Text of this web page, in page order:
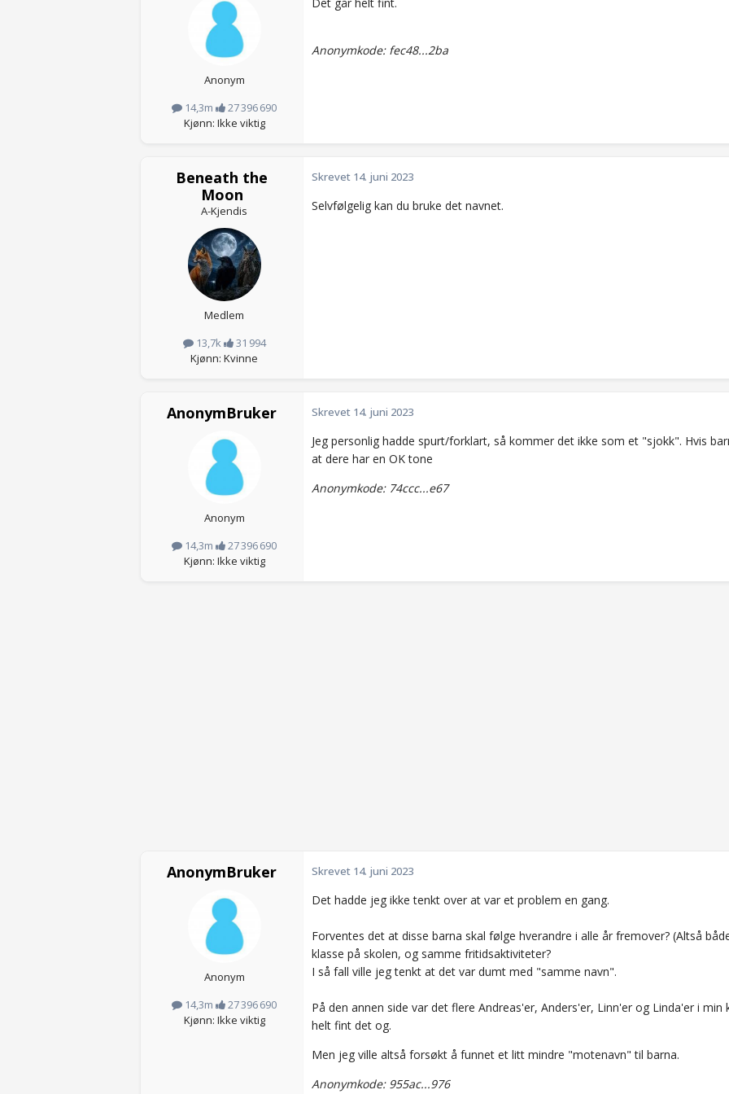
Anonym
14,3m
27 396 690
Kjønn: Ikke viktig
Anonymkode: fec48...2ba
Beneath the
Moon
A-Kjendis
Medlem
13,7k
31 994
Kjønn: Kvinne
Skrevet 14. juni 2023
Selvfølgelig kan du bruke det navnet.
AnonymBruker
Anonym
14,3m
27 396 690
Kjønn: Ikke viktig
Skrevet 14. juni 2023
Jeg personlig hadde spurt/forklart, så kommer det ikke som et "sjokk". Hvis
at dere har en OK tone
Anonymkode: 74ccc...e67
AnonymBruker
Anonym
14,3m
27 396 690
Kjønn: Ikke viktig
Skrevet 14. juni 2023
Det hadde jeg ikke tenkt over at var et problem en gang.
Forventes det at disse barna skal følge hverandre i alle år fremover? (Altså
klasse på skolen, og samme fritidsaktiviteter?
I så fall ville jeg tenkt at det var dumt med "samme navn".
På den annen side var det flere Andreas'er, Anders'er, Linn'er og Linda'er i
helt fint det og.
Men jeg ville altså forsøkt å funnet et litt mindre "motenavn" til barna.
Anonymkode: 955ac...976